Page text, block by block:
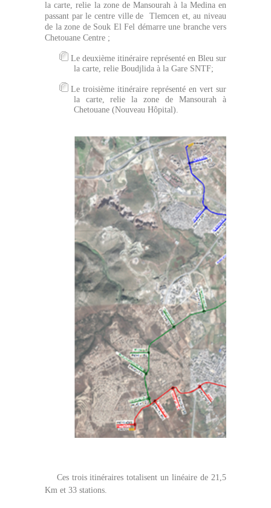
la carte, relie la zone de Mansourah à la Medina en
passant par le centre ville de Tlemcen et, au niveau
de la zone de Souk El Fel démarre une branche vers
Chetouane Centre ;
Le deuxième itinéraire représenté en Bleu sur
la carte, relie Boudjlida à la Gare SNTF;
Le troisième itinéraire représenté en vert sur
la carte, relie la zone de Mansourah à
Chetouane (Nouveau Hôpital).
Ces trois itinéraires totalisent un linéaire de 21,5
Km et 33 stations.